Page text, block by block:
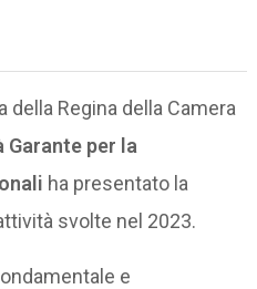
della Regina della Camera
Garante per la
ha presentato la
svolte nel 2023.
e